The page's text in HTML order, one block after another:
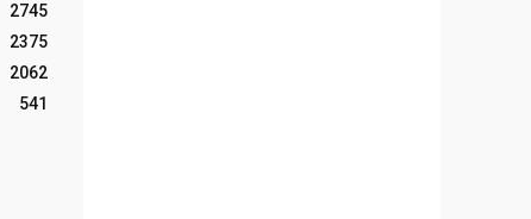
2745
2375
2062
541